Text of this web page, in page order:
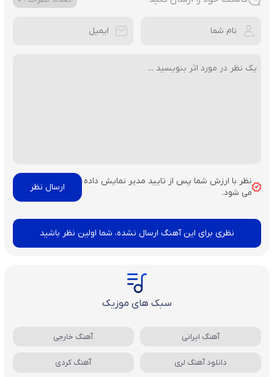
نظر با ارزش شما پس از تایید مدیر نمایش داده
می شود.
نظری برای این آهنگ ارسال نشده، شما اولین نظر باشید
سبک های موزیک
آهنگ ایرانی آهنگ خارجی
دانلود آهنگ لری آهنگ کردی